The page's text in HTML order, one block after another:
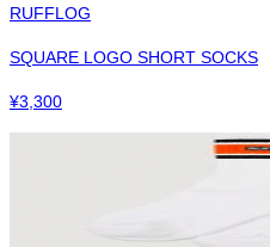
RUFFLOG
SQUARE LOGO SHORT SOCKS
¥3,300